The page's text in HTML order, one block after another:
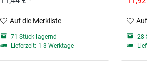
Auf die Merkliste
71 Stück lagernd
Lieferzeit: 1-3 Werktage
28